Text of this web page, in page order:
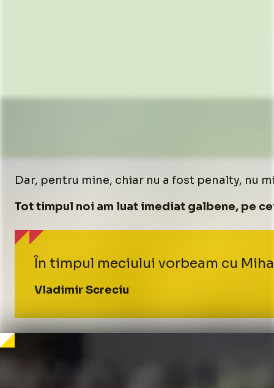
Dar, pentru mine, chiar nu a fost penalty, nu
Tot timpul noi am luat imediat galbene, pe
În timpul meciului vorbeam cu
Vladimir Screciu